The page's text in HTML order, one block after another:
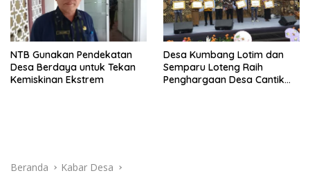
NTB Gunakan Pendekatan
Desa Berdaya untuk Tekan
Kemiskinan Ekstrem
Desa Kumbang Lotim dan
Semparu Loteng Raih
Penghargaan Desa Cantik
Beranda Kabar Desa